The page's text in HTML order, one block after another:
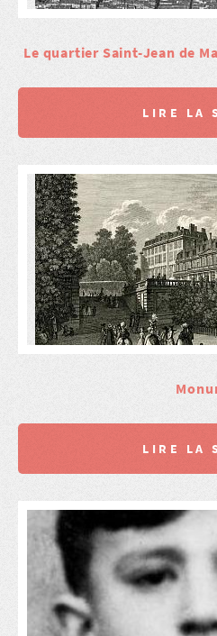
Le quartier Saint-Jean de
LIRE LA
LIRE LA